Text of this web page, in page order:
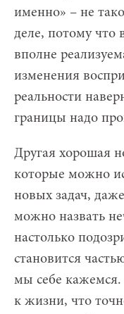
именно» – не
деле, потому что
вполне
изменения
реальности
границы надо
Другая хорошая
которые можно
новых задач,
можно назвать
настолько
становится
мы себе
к жизни, что